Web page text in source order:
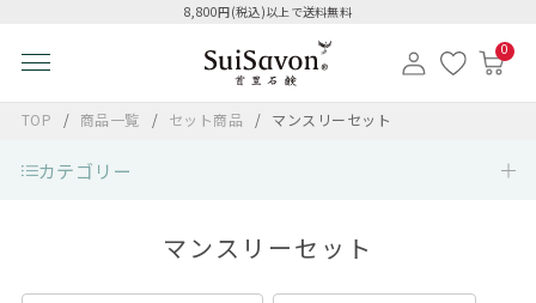
8,800円(税込)以上で送料無料
0
TOP 商品一覧 セット商品 マンスリーセット
カテゴリー
マンスリーセット